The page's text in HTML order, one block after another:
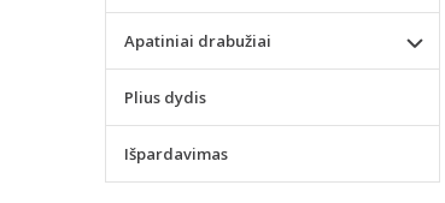
Apatiniai drabužiai
Plius dydis
Išpardavimas